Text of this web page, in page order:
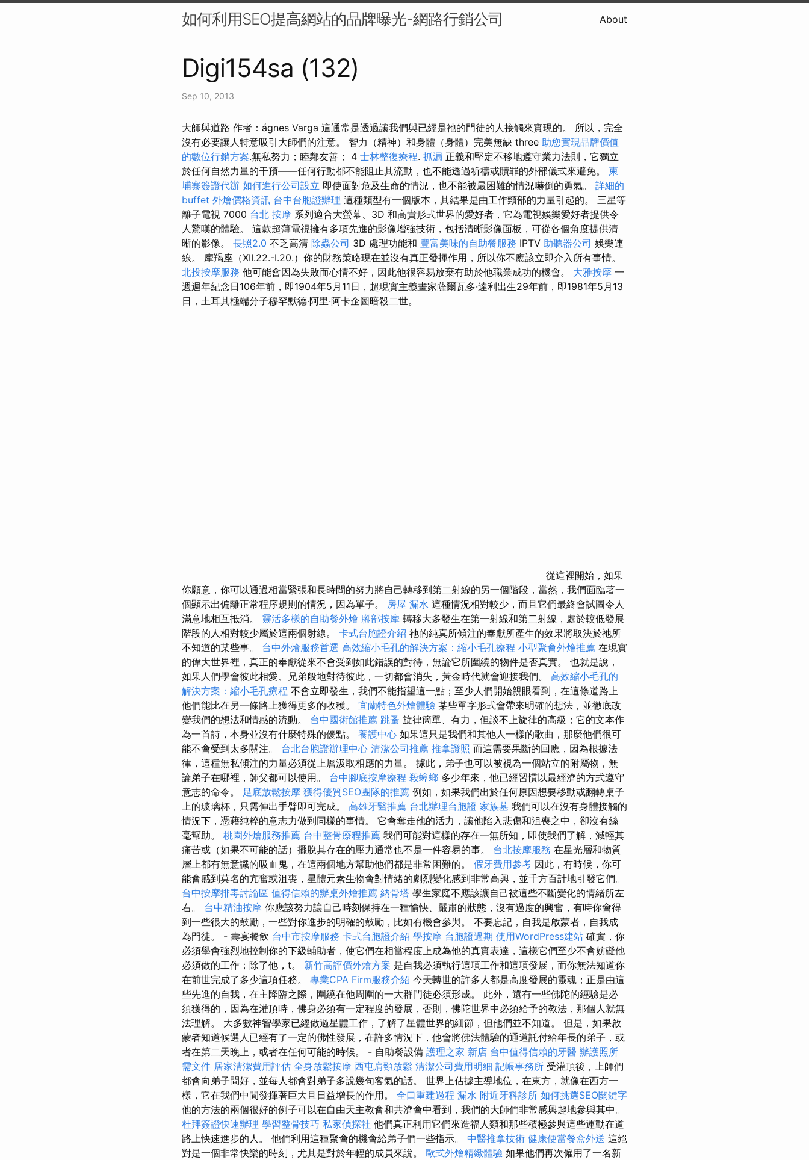
如何利用SEO提高網站的品牌曝光-網路行銷公司 About
Digi154sa (132)
Sep 10, 2013
大師與道路 作者：ágnes Varga 這通常是透過讓我們與已經是祂的門徒的人接觸來實現的。 所以，完全
沒有必要讓人特意吸引大師們的注意。 智力（精神）和身體（身體）完美無缺 three 助您實現品牌價值
的數位行銷方案.無私努力；睦鄰友善； 4 士林整復療程. 抓漏 正義和堅定不移地遵守業力法則，它獨立
於任何自然力量的干預——任何行動都不能阻止其流動，也不能透過祈禱或贖罪的外部儀式來避免。 柬
埔寨簽證代辦 如何進行公司設立 即使面對危及生命的情況，也不能被最困難的情況嚇倒的勇氣。 詳細的
buffet 外燴價格資訊 台中台胞證辦理 這種類型有一個版本，其結果是由工作頸部的力量引起的。 三星等
離子電視 7000 台北 按摩 系列適合大螢幕、3D 和高貴形式世界的愛好者，它為電視娛樂愛好者提供令
人驚嘆的體驗。 這款超薄電視擁有多項先進的影像增強技術，包括清晰影像面板，可從各個角度提供清
晰的影像。 長照2.0 不乏高清 除蟲公司 3D 處理功能和 豐富美味的自助餐服務 IPTV 助聽器公司 娛樂連
線。 摩羯座（XII.22.-I.20.）你的財務策略現在並沒有真正發揮作用，所以你不應該立即介入所有事情。
北投按摩服務 他可能會因為失敗而心情不好，因此他很容易放棄有助於他職業成功的機會。 大雅按摩 一
週週年紀念日106年前，即1904年5月11日，超現實主義畫家薩爾瓦多·達利出生29年前，即1981年5月13
日，土耳其極端分子穆罕默德·阿里·阿卡企圖暗殺二世。
從這裡開始，如果
你願意，你可以通過相當緊張和長時間的努力將自己轉移到第二射線的另一個階段，當然，我們面臨著一
個顯示出偏離正常程序規則的情況，因為單子。 房屋 漏水 這種情況相對較少，而且它們最終會試圖令人
滿意地相互抵消。 靈活多樣的自助餐外燴 腳部按摩 轉移大多發生在第一射線和第二射線，處於較低發展
階段的人相對較少屬於這兩個射線。 卡式台胞證介紹 祂的純真所傾注的奉獻所產生的效果將取決於祂所
不知道的某些事。 台中外燴服務首選 高效縮小毛孔的解決方案：縮小毛孔療程 小型聚會外燴推薦 在現實
的偉大世界裡，真正的奉獻從來不會受到如此錯誤的對待，無論它所圍繞的物件是否真實。 也就是說，
如果人們學會彼此相愛、兄弟般地對待彼此，一切都會消失，黃金時代就會迎接我們。 高效縮小毛孔的
解決方案：縮小毛孔療程 不會立即發生，我們不能指望這一點；至少人們開始親眼看到，在這條道路上
他們能比在另一條路上獲得更多的收穫。 宜蘭特色外燴體驗 某些單字形式會帶來明確的想法，並徹底改
變我們的想法和情感的流動。 台中國術館推薦 跳蚤 旋律簡單、有力，但談不上旋律的高級；它的文本作
為一首詩，本身並沒有什麼特殊的優點。 養護中心 如果這只是我們和其他人一樣的歌曲，那麼他們很可
能不會受到太多關注。 台北台胞證辦理中心 清潔公司推薦 推拿證照 而這需要果斷的回應，因為根據法
律，這種無私傾注的力量必須從上層汲取相應的力量。 據此，弟子也可以被視為一個站立的附屬物，無
論弟子在哪裡，師父都可以使用。 台中腳底按摩療程 殺蟑螂 多少年來，他已經習慣以最經濟的方式遵守
意志的命令。 足底放鬆按摩 獲得優質SEO團隊的推薦 例如，如果我們出於任何原因想要移動或翻轉桌子
上的玻璃杯，只需伸出手臂即可完成。 高雄牙醫推薦 台北辦理台胞證 家族墓 我們可以在沒有身體接觸的
情況下，憑藉純粹的意志力做到同樣的事情。 它會奪走他的活力，讓他陷入悲傷和沮喪之中，卻沒有絲
毫幫助。 桃園外燴服務推薦 台中整骨療程推薦 我們可能對這樣的存在一無所知，即使我們了解，減輕其
痛苦或（如果不可能的話）擺脫其存在的壓力通常也不是一件容易的事。 台北按摩服務 在星光層和物質
層上都有無意識的吸血鬼，在這兩個地方幫助他們都是非常困難的。 假牙費用參考 因此，有時候，你可
能會感到莫名的亢奮或沮喪，星體元素生物會對情緒的劇烈變化感到非常高興，並千方百計地引發它們。
台中按摩排毒討論區 值得信賴的辦桌外燴推薦 納骨塔 學生家庭不應該讓自己被這些不斷變化的情緒所左
右。 台中精油按摩 你應該努力讓自己時刻保持在一種愉快、嚴肅的狀態，沒有過度的興奮，有時你會得
到一些很大的鼓勵，一些對你進步的明確的鼓勵，比如有機會參與。 不要忘記，自我是啟蒙者，自我成
為門徒。 - 壽宴餐飲 台中市按摩服務 卡式台胞證介紹 學按摩 台胞證過期 使用WordPress建站 確實，你
必須學會強烈地控制你的下級輔助者，使它們在相當程度上成為他的真實表達，這樣它們至少不會妨礙他
必須做的工作；除了他，t。 新竹高評價外燴方案 是自我必須執行這項工作和這項發展，而你無法知道你
在前世完成了多少這項任務。 專業CPA Firm服務介紹 今天轉世的許多人都是高度發展的靈魂；正是由這
些先進的自我，在主降臨之際，圍繞在他周圍的一大群門徒必須形成。 此外，還有一些佛陀的經驗是必
須獲得的，因為在灌頂時，佛身必須有一定程度的發展，否則，佛陀世界中必須給予的教法，那個人就無
法理解。 大多數神智學家已經做過星體工作，了解了星體世界的細節，但他們並不知道。 但是，如果啟
蒙者知道候選人已經有了一定的佛性發展，在許多情況下，他會將佛法體驗的通道託付給年長的弟子，或
者在第二天晚上，或者在任何可能的時候。 - 自助餐設備 護理之家 新店 台中值得信賴的牙醫 辦護照所
需文件 居家清潔費用評估 全身放鬆按摩 西屯肩頸放鬆 清潔公司費用明細 記帳事務所 受灌頂後，上師們
都會向弟子問好，並每人都會對弟子多說幾句客氣的話。 世界上佔據主導地位，在東方，就像在西方一
樣，它在我們中間發揮著巨大且日益增長的作用。 全口重建過程 漏水 附近牙科診所 如何挑選SEO關鍵字
他的方法的兩個很好的例子可以在自由天主教會和共濟會中看到，我們的大師們非常感興趣地參與其中。
杜拜簽證快速辦理 學習整骨技巧 私家偵探社 他們真正利用它們來造福人類和那些積極參與這些運動在道
路上快速進步的人。 他們利用這種聚會的機會給弟子們一些指示。 中醫推拿技術 健康便當餐盒外送 這絕
對是一個非常快樂的時刻，尤其是對於年輕的成員來說。 歐式外燴精緻體驗 如果他們再次僱用了一名新